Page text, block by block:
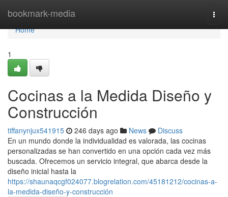
bookmark-media
Home
Home
1
Cocinas a la Medida Diseño y
Construcción
tiffanynjux541915 246 days ago News
Discuss
En un mundo donde la individualidad es valorada, las cocinas
personalizadas se han convertido en una opción cada vez más
buscada. Ofrecemos un servicio integral, que abarca desde la
diseño inicial hasta la
https://shaunaqcgf024077.blogrelation.com/45181212/cocinas-a-
la-medida-diseño-y-construcción